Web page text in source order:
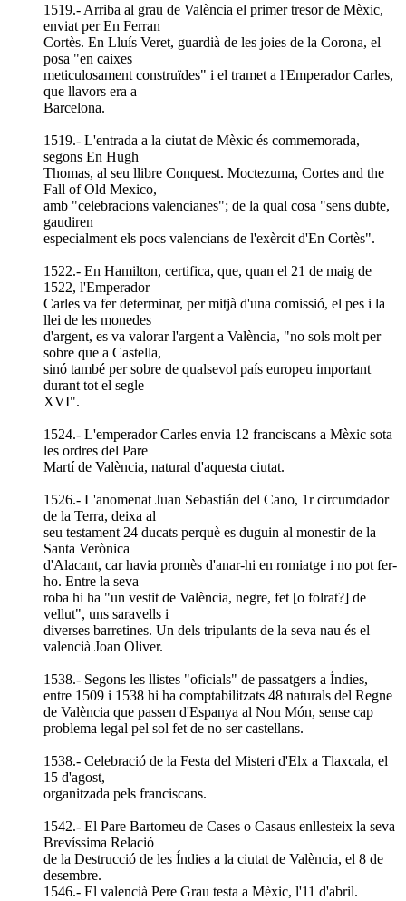
1519.- Arriba al grau de València el primer tresor de Mèxic,
enviat per En Ferran
Cortès. En Lluís Veret, guardià de les joies de la Corona, el
posa "en caixes
meticulosament construïdes" i el tramet a l'Emperador Carles,
que llavors era a
Barcelona.
1519.- L'entrada a la ciutat de Mèxic és commemorada,
segons En Hugh
Thomas, al seu llibre Conquest. Moctezuma, Cortes and the
Fall of Old Mexico,
amb "celebracions valencianes"; de la qual cosa "sens dubte,
gaudiren
especialment els pocs valencians de l'exèrcit d'En Cortès".
1522.- En Hamilton, certifica, que, quan el 21 de maig de
1522, l'Emperador
Carles va fer determinar, per mitjà d'una comissió, el pes i la
llei de les monedes
d'argent, es va valorar l'argent a València, "no sols molt per
sobre que a Castella,
sinó també per sobre de qualsevol país europeu important
durant tot el segle
XVI".
1524.- L'emperador Carles envia 12 franciscans a Mèxic sota
les ordres del Pare
Martí de València, natural d'aquesta ciutat.
1526.- L'anomenat Juan Sebastián del Cano, 1r circumdador
de la Terra, deixa al
seu testament 24 ducats perquè es duguin al monestir de la
Santa Verònica
d'Alacant, car havia promès d'anar-hi en romiatge i no pot fer-
ho. Entre la seva
roba hi ha "un vestit de València, negre, fet [o folrat?] de
vellut", uns saravells i
diverses barretines. Un dels tripulants de la seva nau és el
valencià Joan Oliver.
1538.- Segons les llistes "oficials" de passatgers a Índies,
entre 1509 i 1538 hi ha comptabilitzats 48 naturals del Regne
de València que passen d'Espanya al Nou Món, sense cap
problema legal pel sol fet de no ser castellans.
1538.- Celebració de la Festa del Misteri d'Elx a Tlaxcala, el
15 d'agost,
organitzada pels franciscans.
1542.- El Pare Bartomeu de Cases o Casaus enllesteix la seva
Brevíssima Relació
de la Destrucció de les Índies a la ciutat de València, el 8 de
desembre.
1546.- El valencià Pere Grau testa a Mèxic, l'11 d'abril.